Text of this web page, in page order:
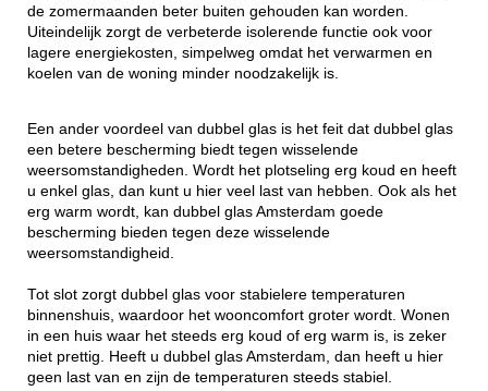
de zomermaanden beter buiten gehouden kan worden.
Uiteindelijk zorgt de verbeterde isolerende functie ook voor
lagere energiekosten, simpelweg omdat het verwarmen en
koelen van de woning minder noodzakelijk is.
Een ander voordeel van dubbel glas is het feit dat dubbel glas
een betere bescherming biedt tegen wisselende
weersomstandigheden. Wordt het plotseling erg koud en heeft
u enkel glas, dan kunt u hier veel last van hebben. Ook als het
erg warm wordt, kan dubbel glas Amsterdam goede
bescherming bieden tegen deze wisselende
weersomstandigheid.
Tot slot zorgt dubbel glas voor stabielere temperaturen
binnenshuis, waardoor het wooncomfort groter wordt. Wonen
in een huis waar het steeds erg koud of erg warm is, is zeker
niet prettig. Heeft u dubbel glas Amsterdam, dan heeft u hier
geen last van en zijn de temperaturen steeds stabiel.